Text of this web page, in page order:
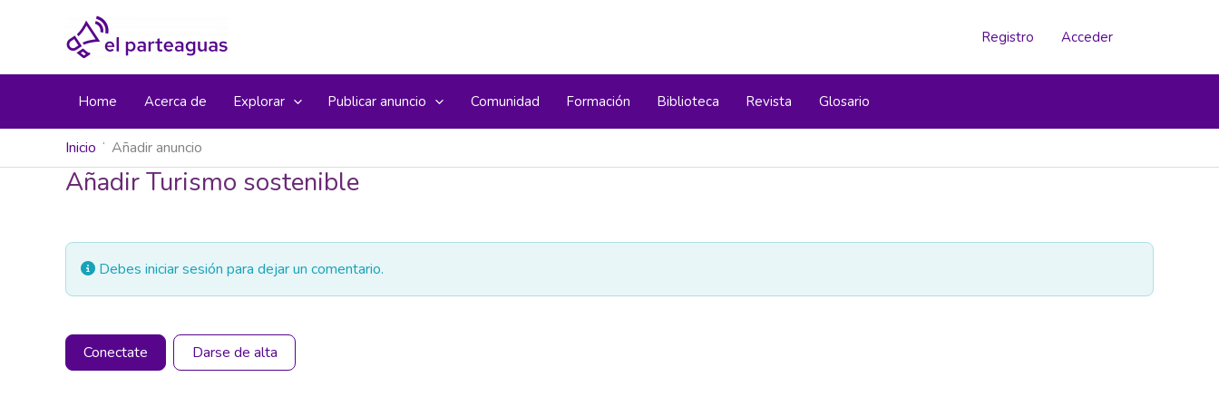
Registro Acceder
Home Acerca de Explorar Publicar anuncio Comunidad Formación Biblioteca Revista Glosario
Inicio Añadir anuncio
Añadir Turismo sostenible
Debes iniciar sesión para dejar un comentario.
Conectate Darse de alta